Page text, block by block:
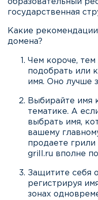
образовательный
государственная
Какие
домена?
Чем короче, тем
подобрать или
имя. Оно лучше
Выбирайте имя
тематике. А
выбрать имя,
вашему
продаете грили
grill.ru вполне
Защитите себя
регистрируя
зонах